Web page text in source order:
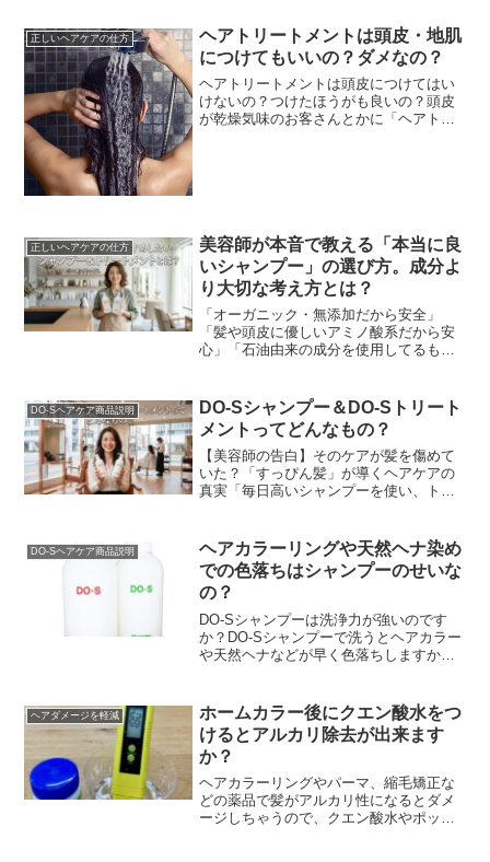
正しいヘアケアの仕方
ヘアトリートメントは頭皮・地肌
につけてもいいの？ダメなの？
ヘアトリートメントは頭皮につけてはい
けないの？つけたほうがも良いの？頭皮
が乾燥気味のお客さんとかに「ヘアトリ
正しいヘアケアの仕方
美容師が本音で教える「本当に良
いシャンプー」の選び方。成分よ
り大切な考え方とは？
「オーガニック・無添加だから安全」
「髪や頭皮に優しいアミノ酸系だから安
心」「石油由来の成分を使用してるもの
握る美容師たちが本当に...
DO-Sヘアケア商品説明
DO-Sシャンプー＆DO-Sトリート
メントってどんなもの？
【美容師の告白】そのケアが髪を傷めて
いた？「すっぴん髪」が導くヘアケアの
真実「毎日高いシャンプーを使い、トリ
が細くなり、変なクセ...
DO-Sヘアケア商品説明
ヘアカラーリングや天然ヘナ染め
での色落ちはシャンプーのせいな
の？
DO-Sシャンプーは洗浄力が強いのです
か？DO-Sシャンプーで洗うとヘアカラー
や天然ヘナなどが早く色落ちしますか？
はちゃんと...
ヘアダメージを軽減
ホームカラー後にクエン酸水をつ
けるとアルカリ除去が出来ます
か？
ヘアカラーリングやパーマ、縮毛矯正な
どの薬品で髪がアルカリ性になるとダメ
ージしちゃうので、クエン酸水やポッカ